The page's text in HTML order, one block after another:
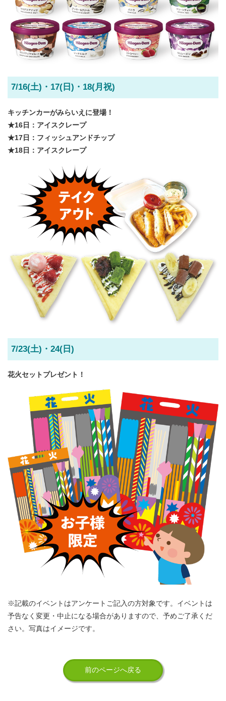
7/16(土)・17(日)・18(月祝)
キッチンカーがみらいえに登場！
★16日：アイスクレープ
★17日：フィッシュアンドチップ
★18日：アイスクレープ
7/23(土)・24(日)
花火セットプレゼント！
※記載のイベントはアンケートご記入の方対象です。イベントは
予告なく変更・中止になる場合がありますので、予めご了承くだ
さい。写真はイメージです。
前のページへ戻る